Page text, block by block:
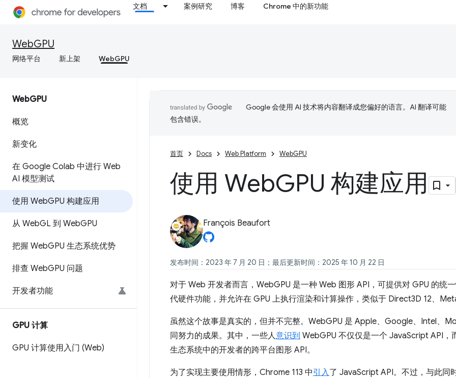
文档 案例研究 博客 Chrome 中的新功能
WebGPU
网络平台 新上架 WebGPU
WebGPU
概览
新变化
在 Google Colab 中进行 Web
AI 模型测试
使用 WebGPU 构建应用
从 WebGL 到 WebGPU
把握 WebGPU 生态系统优势
排查 WebGPU 问题
开发者功能
GPU 计算
GPU 计算使用入门 (Web)
Google 会使用 AI 技术将内容翻译成您偏好的语言。AI 翻译可能
包含错误。
首页 Docs Web Platform WebGPU
使用 WebGPU 构建应用
François Beaufort
发布时间：2023 年 7 月 20 日；最后更新时间：2025 年 10 月 22 日
对于 Web 开发者而言，WebGPU 是一种 Web 图形 API，可提供对 GPU 的统
代硬件功能，并允许在 GPU 上执行渲染和计算操作，类似于 Direct3D 12、
虽然这个故事是真实的，但并不完整。WebGPU 是 Apple、Google、Intel、
同努力的成果。其中，一些人意识到 WebGPU 不仅仅是一个 JavaScript API，
生态系统中的开发者的跨平台图形 API。
为了实现主要使用情形，Chrome 113 中引入了 JavaScript API。不过，与此同